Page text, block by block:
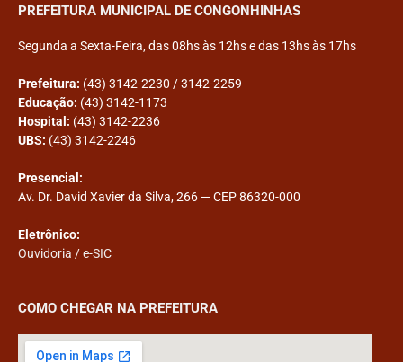
PREFEITURA MUNICIPAL DE CONGONHINHAS
Segunda a Sexta-Feira, das 08hs às 12hs e das 13hs às 17hs
Prefeitura: (43) 3142-2230 / 3142-2259
Educação: (43) 3142-1173
Hospital: (43) 3142-2236
UBS: (43) 3142-2246
Presencial:
Av. Dr. David Xavier da Silva, 266 — CEP 86320-000
Eletrônico:
Ouvidoria /e-SIC
COMO CHEGAR NA PREFEITURA